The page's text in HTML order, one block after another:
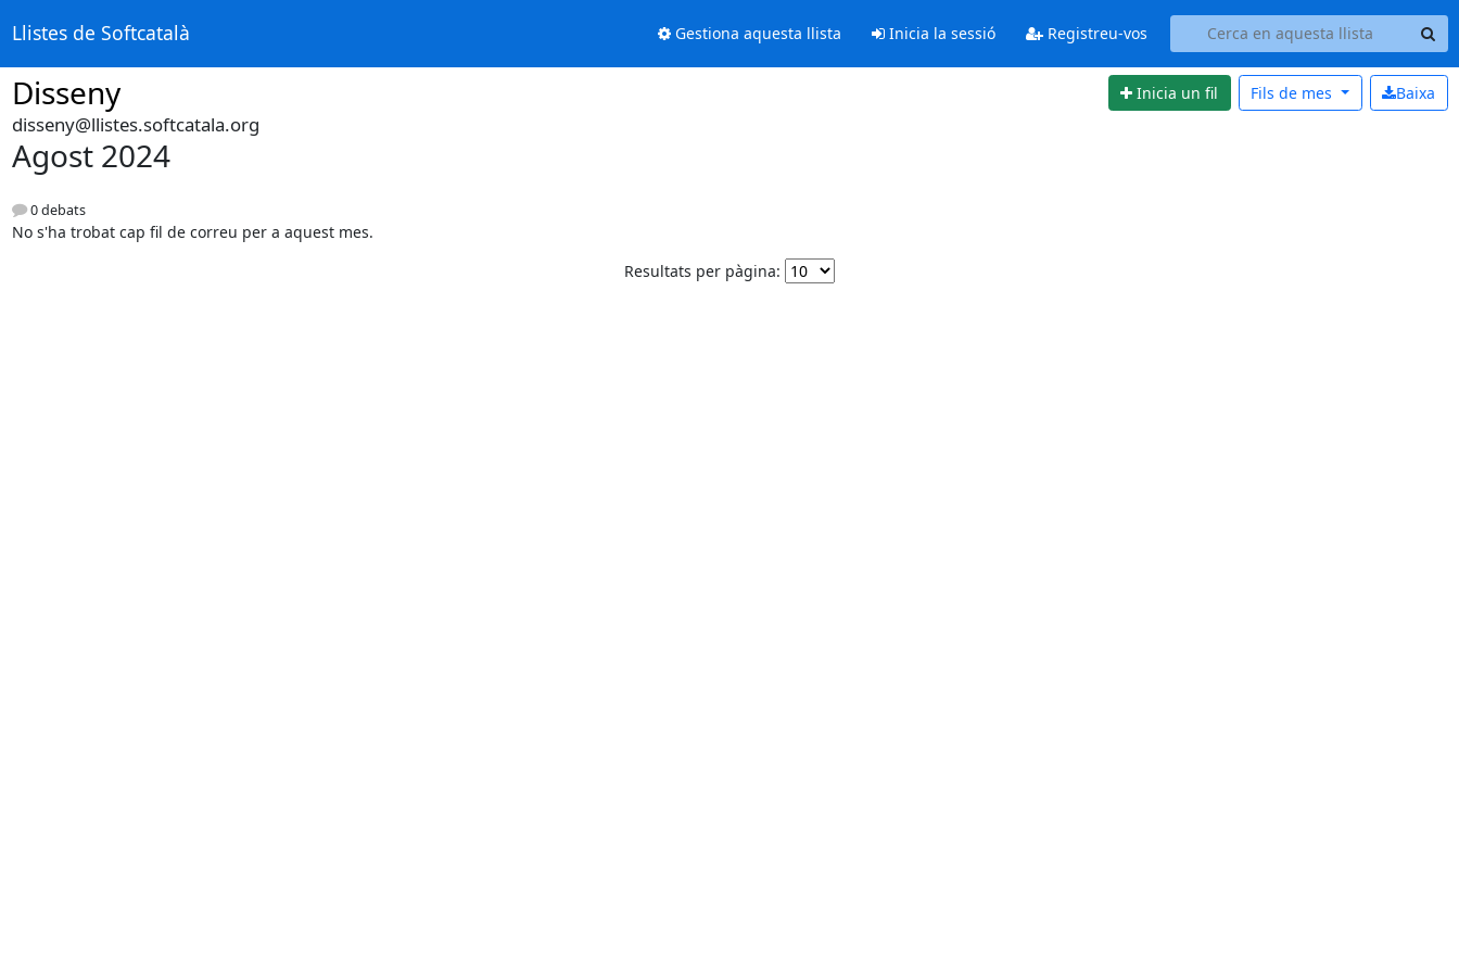
Llistes de Softcatalà Gestiona aquesta llista Inicia la sessió Registreu-vos
Disseny Inicia un fil Baixa
Fils de mes
disseny@llistes.softcatala.org
Agost 2024
0 debats
No s'ha trobat cap fil de correu per a aquest mes.
Resultats per pàgina: